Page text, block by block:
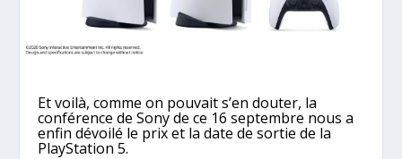
Et voilà, comme on pouvait s’en douter, la
conférence de Sony de ce 16 septembre nous a
enfin dévoilé le prix et la date de sortie de la
PlayStation 5.